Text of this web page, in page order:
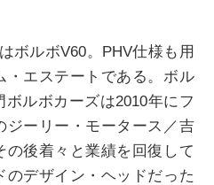
ボルボV60。 PHV仕様も用
・エステートである。ボル
ボルボカーズは2010年にフ
ジーリー・モータース／吉
後着々と業績を回復して
のデザイン・ヘッドだった